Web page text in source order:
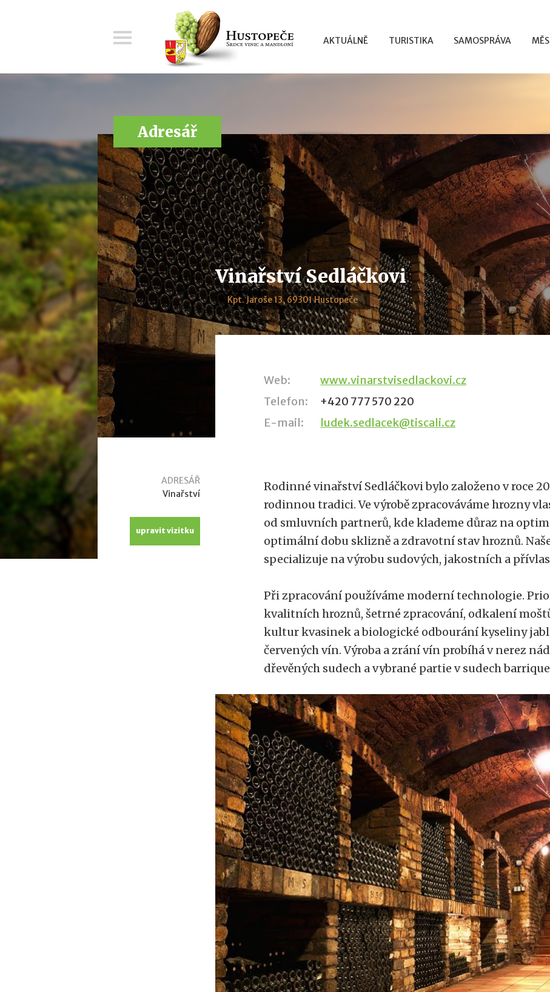
AKTUÁLNĚ TURISTIKA SAMOSPRÁVA
Adresář
Vinařství Sedláčkovi
Kpt. Jaroše 13, 69301 Hustopeče
ADRESÁŘ
Vinařství
upravit vizitku
Web:
www.vinarstvisedlackovi.cz
Telefon:
+420 777 570 220
E-mail:
ludek.sedlacek@tiscali.cz
Rodinné vinařství Sedláčkovi bylo založeno v roce
rodinnou tradici. Ve výrobě zpracováváme hrozny
od smluvních partnerů, kde klademe důraz na
optimální dobu sklizně a zdravotní stav hroznů.
specializuje na výrobu sudových, jakostních a
Při zpracování používáme moderní technologie.
kvalitních hroznů, šetrné zpracování, odkalení
kultur kvasinek a biologické odbourání kyseliny
červených vín. Výroba a zrání vín probíhá v nerez
dřevěných sudech a vybrané partie v sudech